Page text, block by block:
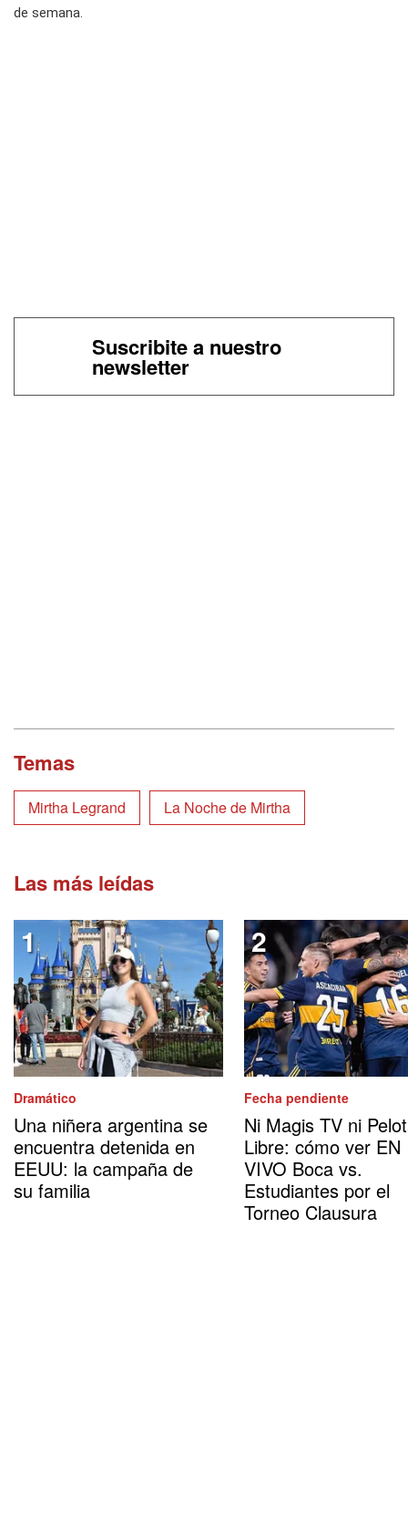
de semana.
Suscribite a nuestro
newsletter
Temas
Mirtha Legrand La Noche de Mirtha
Las más leídas
Dramático
Una niñera argentina se
encuentra detenida en
EEUU: la campaña de
su familia
Fecha pendiente
Ni Magis TV ni
Libre: cómo ver EN
VIVO Boca vs.
Estudiantes por el
Torneo Clausura